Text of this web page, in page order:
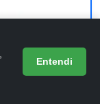
Entendi